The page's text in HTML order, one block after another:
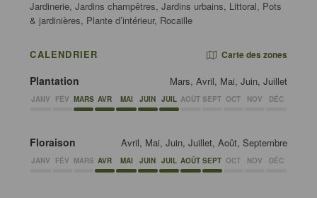
Jardinerie, Jardins champêtres, Jardins urbains, Littoral, Pots
& jardinières, Plante d’intérieur, Rocaille
CALENDRIER Carte des zones
Plantation Mars, Avril, Mai, Juin, Juillet
JANV FÉV MARS AVR MAI JUIN JUIL AOÛT SEPT OCT NOV DÉC
Floraison Avril, Mai, Juin, Juillet, Août, Septembre
JANV FÉV MARS AVR MAI JUIN JUIL AOÛT SEPT OCT NOV DÉC